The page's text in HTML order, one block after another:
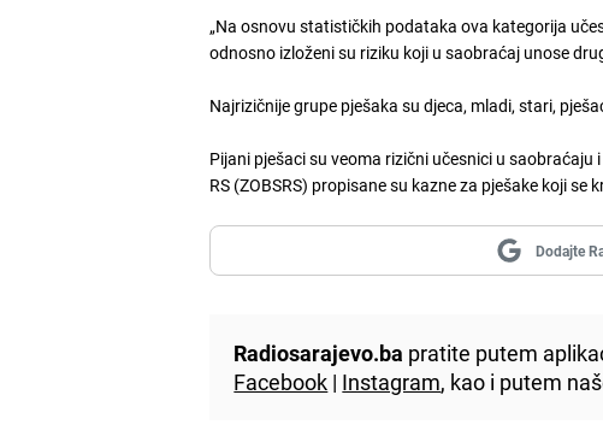
„Na osnovu statističkih podataka ova kategorija
odnosno izloženi su riziku koji u saobraćaj unose
Najrizičnije grupe pješaka su djeca, mladi, stari,
Pijani pješaci su veoma rizični učesnici u
RS (ZOBSRS) propisane su kazne za pješake koji
Dodajte
Radiosarajevo.ba pratite putem
Facebook | Instagram, kao i putem